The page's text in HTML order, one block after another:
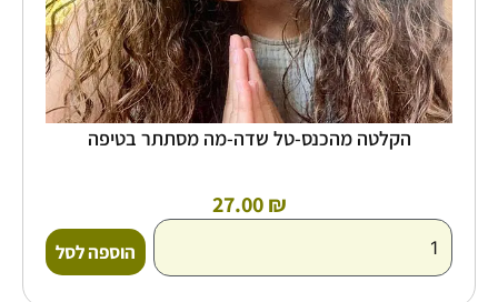
הקלטה מהכנס-טל שדה-מה מסתתר בטיפה
27.00₪
הוספה לסל